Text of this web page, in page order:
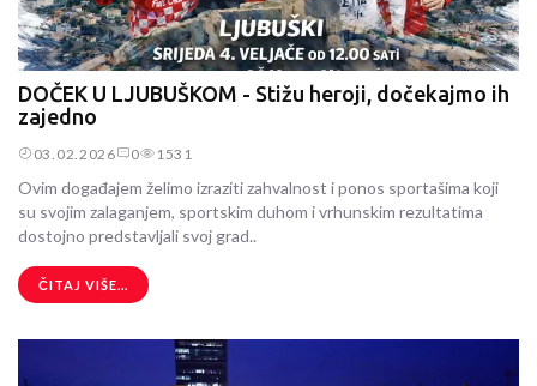
DOČEK U LJUBUŠKOM - Stižu heroji, dočekajmo ih
zajedno
03.02.2026 0 1531
Ovim događajem želimo izraziti zahvalnost i ponos sportašima koji
su svojim zalaganjem, sportskim duhom i vrhunskim rezultatima
dostojno predstavljali svoj grad..
ČITAJ VIŠE...